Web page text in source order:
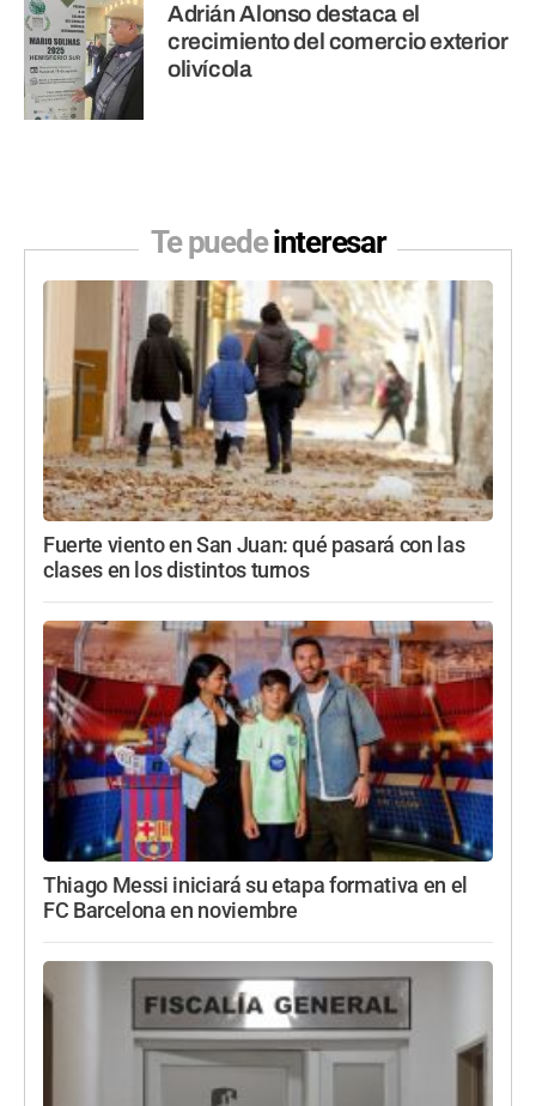
Adrián Alonso destaca el
crecimiento del comercio exterior
olivícola
Te puedeinteresar
Fuerte viento en San Juan: qué pasará con las
clases en los distintos turnos
Thiago Messi iniciará su etapa formativa en el
FC Barcelona en noviembre